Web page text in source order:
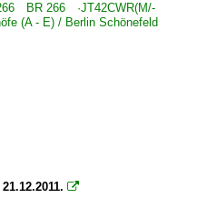
BR 266 ·JT42CWR(M/-
(A - E) / Berlin Schönefeld
